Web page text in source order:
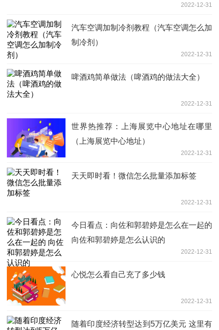
2022-12-31
汽车空调加制冷剂教程（汽车空调怎么加
制冷剂）
2022-12-31
啤酒鸡简单做法（啤酒鸡的做法大全）
2022-12-31
世界热推荐：上海展览中心地址在哪里
（上海展览中心地址）
2022-12-31
天天即时看！微信怎么批量添加标签
2022-12-31
今日看点：向佐和郭碧婷是怎么在一起的
向佐和郭碧婷是怎么认识的
2022-12-31
心悦怎么看自己充了多少钱
2022-12-31
随着印度经济转型达到5万亿美元 这里有